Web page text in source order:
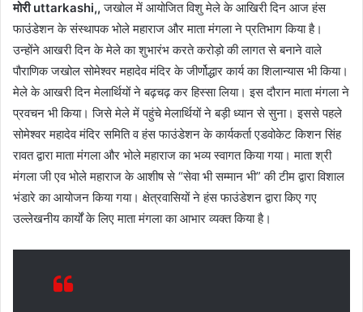
मोरी uttarkashi,, जखोल में आयोजित विशु मेले के आखिरी दिन आज हंस
फाउंडेशन के संस्थापक भोले महाराज और माता मंगला ने प्रतिभाग किया है।
उन्होंने आखरी दिन के मेले का शुभारंभ करते करोड़ो की लागत से बनाने वाले
पौराणिक जखोल सोमेश्वर महादेव मंदिर के जीर्णोद्धार कार्य का शिलान्यास भी किया।
मेले के आखरी दिन मेलार्थियों ने बढ़चढ़ कर हिस्सा लिया। इस दौरान माता मंगला ने
प्रवचन भी किया। जिसे मेले में पहुंचे मेलार्थियों ने बड़ी ध्यान से सुना। इससे पहले
सोमेश्वर महादेव मंदिर समिति व हंस फाउंडेशन के कार्यकर्ता एडवोकेट किशन सिंह
रावत द्वारा माता मंगला और भोले महाराज का भव्य स्वागत किया गया। माता श्री
मंगला जी एव भोले महाराज के आशीष से “सेवा भी सम्मान भी” की टीम द्वारा विशाल
भंडारे का आयोजन किया गया। क्षेत्रवासियों ने हंस फाउंडेशन द्वारा किए गए
उल्लेखनीय कार्यों के लिए माता मंगला का आभार व्यक्त किया है।